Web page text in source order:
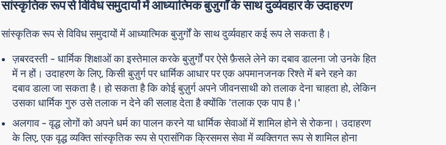
सांस्कृतिक रूप से विविध समुदायों में आध्यात्मिक बुजुर्गों के साथ दुर्व्यवहार के उदाहरण
सांस्कृतिक रूप से विविध समुदायों में आध्यात्मिक बुजुर्गों के साथ दुर्व्यवहार कई रूप ले सकता है।
ज़बरदस्ती- धार्मिक शिक्षाओं का इस्तेमाल करके बुज़ुर्गों पर ऐसे फ़ैसले लेने का दबाव डालना जो उनके हित
में न हों। उदाहरण के लिए, किसी बुज़ुर्ग पर धार्मिक आधार पर एक अपमानजनक रिश्ते में बने रहने का
दबाव डाला जा सकता है। हो सकता है कि कोई बुज़ुर्ग अपने जीवनसाथी को तलाक देना चाहता हो, लेकिन
उसका धार्मिक गुरु उसे तलाक न देने की सलाह देता है क्योंकि 'तलाक एक पाप है।'
अलगाव- वृद्ध लोगों को अपने धर्म का पालन करने या धार्मिक सेवाओं में शामिल होने से रोकना। उदाहरण
के लिए, एक वृद्ध व्यक्ति सांस्कृतिक रूप से प्रासंगिक क्रिसमस सेवा में व्यक्तिगत रूप से शामिल होना